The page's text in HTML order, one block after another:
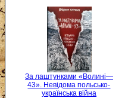
За лаштунками «Волині—
43». Невідома польсько-
українська війна